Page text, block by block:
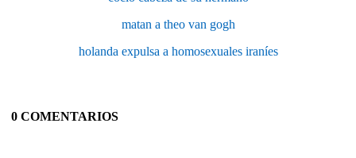
matan a theo van gogh
holanda expulsa a homosexuales iraníes
0 COMENTARIOS